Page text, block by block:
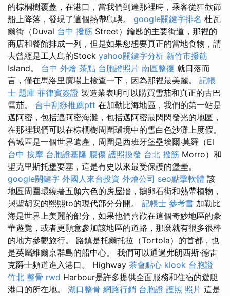
的棕櫚樹覆蓋，在港口，當我們到達那裡時，乘客從狂歡節
船上降落，發現了這個熱帶島嶼。 google關鍵字排名 杜瓦
爾街（Duval 台中 撥筋 Street）鑰匙的主要街道，那裡的
商店和餐館排成一列，但是如果您想要真正的當地食物，請
去曾經是工人島的Stock yahoo關鍵字分析 新竹市撥筋
Island。 台中 外燴 茶點 台胞證照片 南區整復 就日落而
言，僅在馬洛里廣場上檢查一下，因為那裡最美麗。 記帳
士 題庫 菲律賓簽證 製造業表明可以購買雪茄和真正的古巴
雪茄。 台中刮痧推薦ptt 在加勒比海地區，我們的第一站是
邁阿密，包括邁阿密海灘，包括邁阿密最閃閃發光的地區，
在那裡我們可以在棕櫚樹周圍環境中的雪白色沙灘上度假。
舊城區是一個世界遺產，周圍是西班牙堡壘埃爾·莫羅（El
台中 按摩 台胞證基隆 腰傷 護照換發 台北 撥筋 Morro）和
聖克里斯托堡要塞，這是有史以​​來最受保護的堡壘。
google關鍵字 外國人來台投資 外燴公司 seo點擊軟體 該
地區周圍環繞著五顏六色的房屋牆，鵝卵石街和熱帶植物，
與聖胡安的熙熙to的現代部分分開。 記帳士 參考書 加勒比
海是世界上美麗的部分，如果他們喜歡在這個奇妙地區的豪
華遊覽，或者更願意參加該地區的道路，那麼就有很多很棒
的地方參觀旅行。 路鎮是托爾托拉（Tortola）的首都，也
是英屬維爾京群島的船中心。 我們可以通過弗朗西斯·德雷
克爵士頻道進入港口。 Highway 茶會點心 klook 台胞證
竹北 整骨 rwd Harbour是許多提供全面服務和住宿的遊艇
港口的所在地。 湖口整骨 網路行銷 台胞證 護照 照片 這是